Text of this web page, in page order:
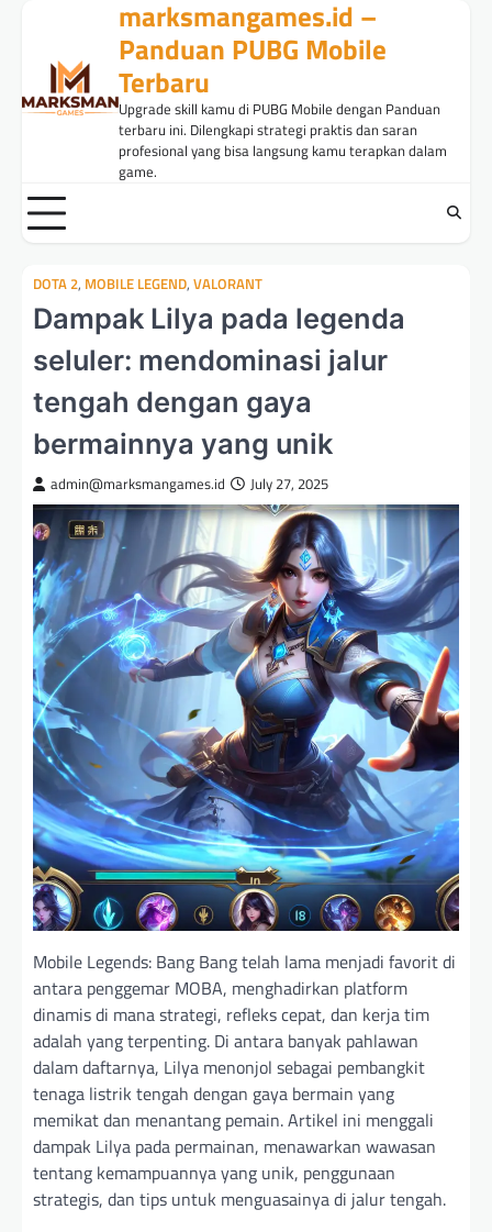
content
marksmangames.id –
Panduan PUBG Mobile
Terbaru
Upgrade skill kamu di PUBG Mobile dengan Panduan
terbaru ini. Dilengkapi strategi praktis dan saran
profesional yang bisa langsung kamu terapkan dalam
game.
DOTA 2, MOBILE LEGEND, VALORANT
Dampak Lilya pada legenda
seluler: mendominasi jalur
tengah dengan gaya
bermainnya yang unik
admin@marksmangames.id July 27, 2025
Mobile Legends: Bang Bang telah lama menjadi favorit di
antara penggemar MOBA, menghadirkan platform
dinamis di mana strategi, refleks cepat, dan kerja tim
adalah yang terpenting. Di antara banyak pahlawan
dalam daftarnya, Lilya menonjol sebagai pembangkit
tenaga listrik tengah dengan gaya bermain yang
memikat dan menantang pemain. Artikel ini menggali
dampak Lilya pada permainan, menawarkan wawasan
tentang kemampuannya yang unik, penggunaan
strategis, dan tips untuk menguasainya di jalur tengah.